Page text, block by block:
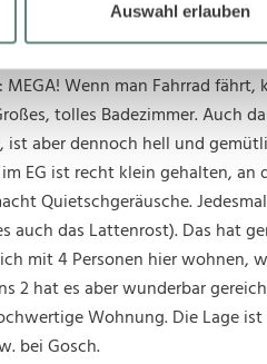
Auswahl erlauben
Küche, unfassbar viel Geschirr,
benötigt, wie Eierstecher
Wenn man Fahrrad fährt,
tolles Badezimmer. Auch
aber dennoch hell und
EG ist recht klein gehalten, an
Quietschgeräusche.
auch das Lattenrost). Das hat
mit 4 Personen hier wohnen,
2 hat es aber wunderbar
Wohnung. Die Lage ist
bei Gosch.